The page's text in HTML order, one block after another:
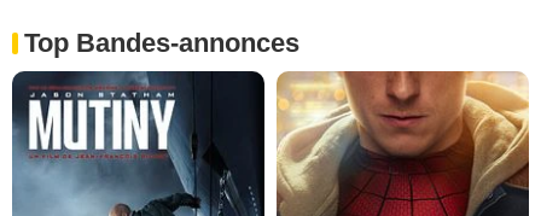
Top Bandes-annonces